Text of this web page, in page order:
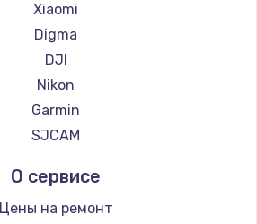
Xiaomi
Digma
DJI
Nikon
Garmin
SJCAM
О сервисе
Цены на ремонт